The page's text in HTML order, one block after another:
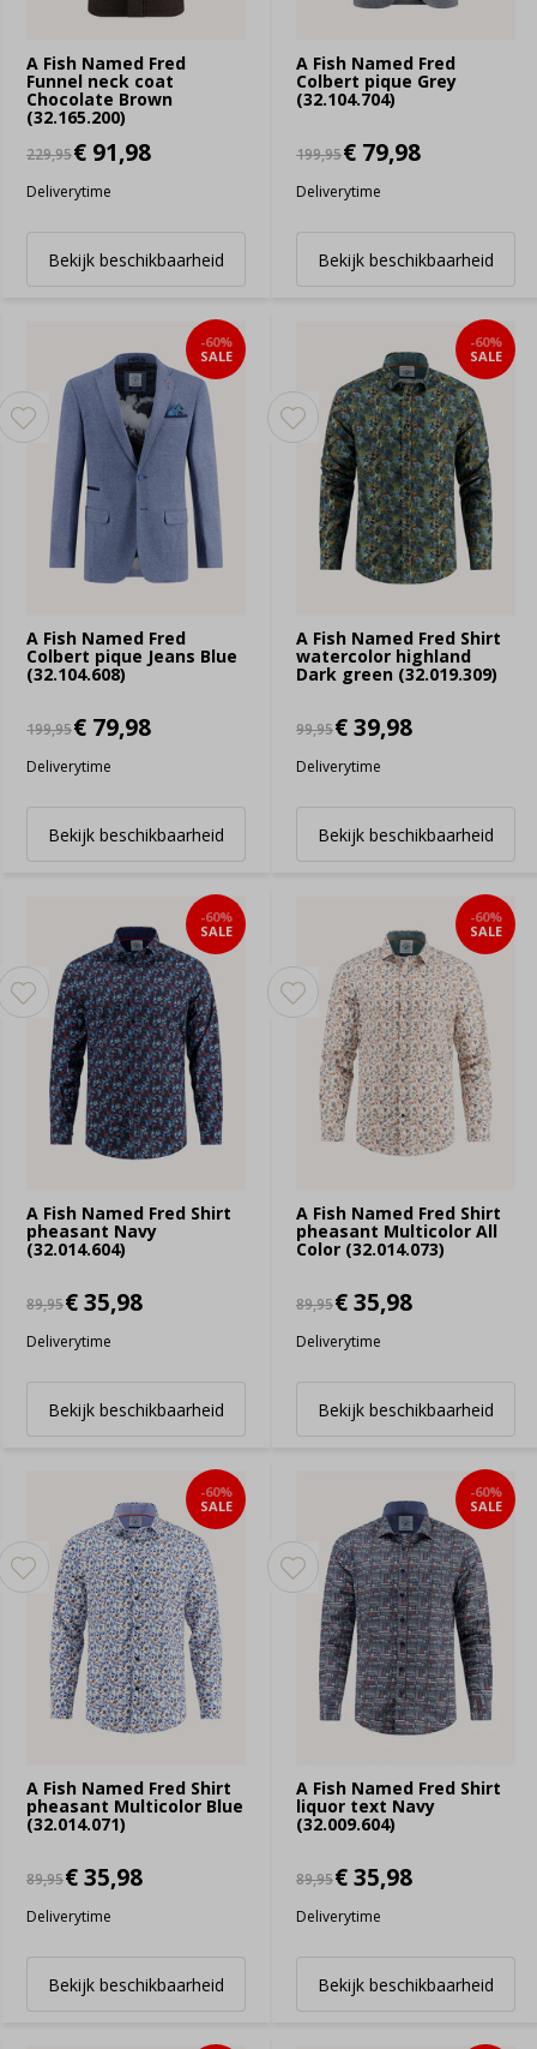
A Fish Named Fred
Funnel neck coat
Chocolate Brown
(32.165.200)
229,95€ 91,98
Deliverytime
Bekijk beschikbaarheid
A Fish Named Fred
Colbert pique Grey
(32.104.704)
199,95€ 79,98
Deliverytime
Bekijk beschikbaarheid
A Fish Named Fred
Colbert pique Jeans Blue
(32.104.608)
-60%
SALE
199,95€ 79,98
Deliverytime
Bekijk beschikbaarheid
A Fish Named Fred Shirt
watercolor highland
Dark green (32.019.309)
-60%
SALE
99,95€ 39,98
Deliverytime
Bekijk beschikbaarheid
A Fish Named Fred Shirt
pheasant Navy
(32.014.604)
-60%
SALE
89,95€ 35,98
Deliverytime
Bekijk beschikbaarheid
A Fish Named Fred Shirt
pheasant Multicolor All
Color (32.014.073)
-60%
SALE
89,95€ 35,98
Deliverytime
Bekijk beschikbaarheid
A Fish Named Fred Shirt
pheasant Multicolor Blue
(32.014.071)
-60%
SALE
89,95€ 35,98
Deliverytime
Bekijk beschikbaarheid
A Fish Named Fred Shirt
liquor text Navy
(32.009.604)
-60%
SALE
89,95€ 35,98
Deliverytime
Bekijk beschikbaarheid